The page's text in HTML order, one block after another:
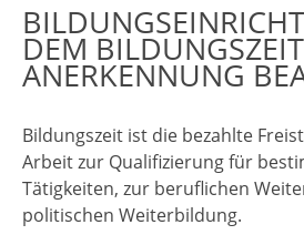
DEM
ANERKENNUNG
Bildungszeit ist die bezahlte
Arbeit zur Qualifizierung für
Tätigkeiten, zur beruflichen
politischen Weiterbildung.